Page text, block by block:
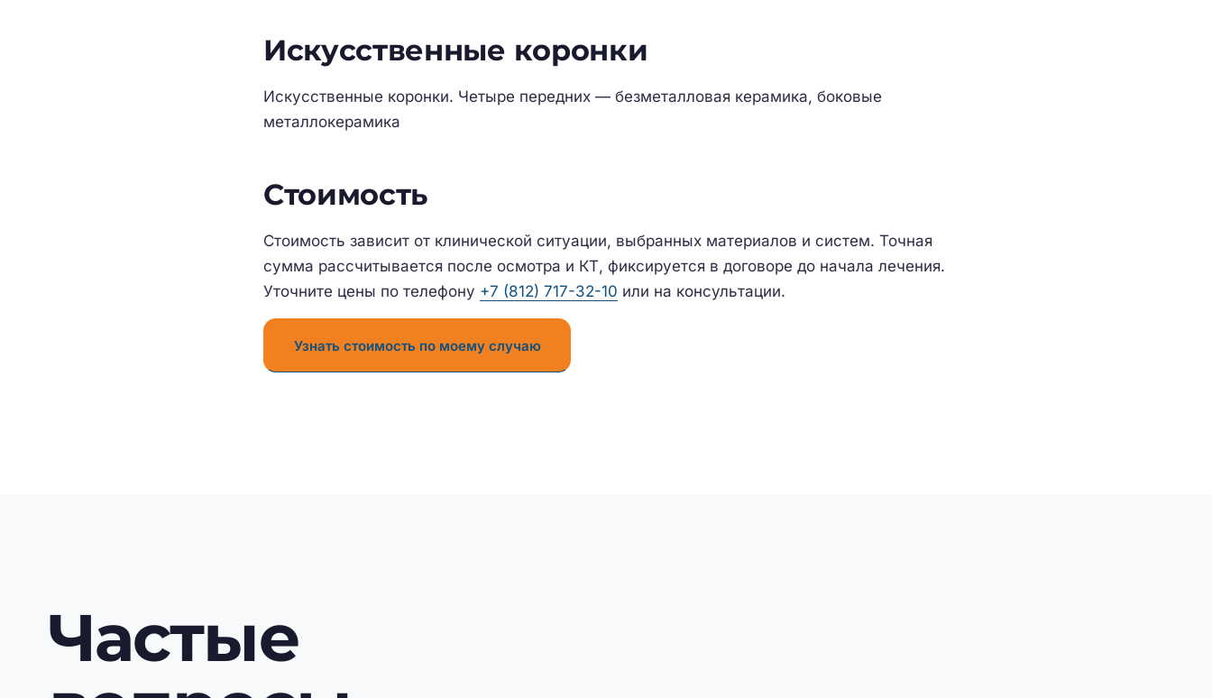
Искусственные коронки
Искусственные коронки. Четыре передних — безметалловая керамика, боковые
металлокерамика
Стоимость
Стоимость зависит от клинической ситуации, выбранных материалов и систем. Точная
сумма рассчитывается после осмотра и КТ, фиксируется в договоре до начала лечения.
Уточните цены по телефону +7 (812) 717-32-10 или на консультации.
Узнать стоимость по моему случаю
Частые